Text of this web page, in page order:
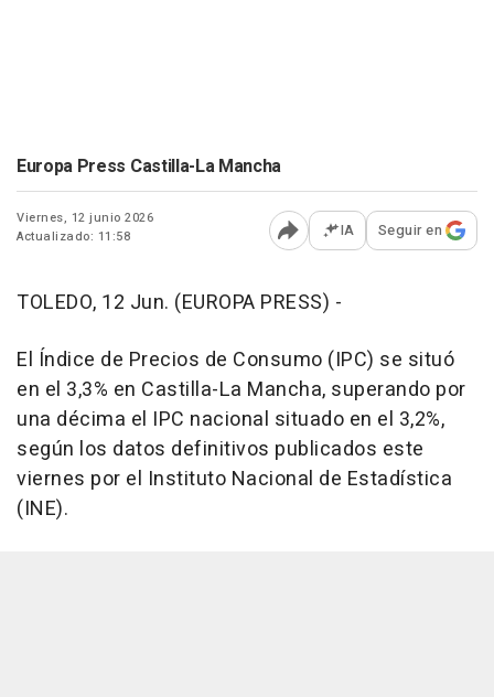
Europa Press Castilla-La Mancha
Viernes, 12 junio 2026
Actualizado: 11:58
Abrir opciones para
IA Seguir en
TOLEDO, 12 Jun. (EUROPA PRESS) -
El Índice de Precios de Consumo (IPC) se situó
en el 3,3% en Castilla-La Mancha, superando por
una décima el IPC nacional situado en el 3,2%,
según los datos definitivos publicados este
viernes por el Instituto Nacional de Estadística
(INE).